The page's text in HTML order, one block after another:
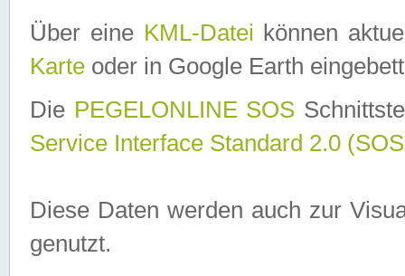
Über eine KML-Datei können
Karte oder in Google Earth
Die PEGELONLINE SOS
Service Interface Standard 2.0
Diese Daten werden auch zur
genutzt.